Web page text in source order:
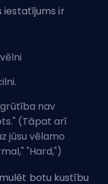
iestatījums ir
nav
(Tāpat arī
jūsu vēlamo
"Hard,")
botu kustību